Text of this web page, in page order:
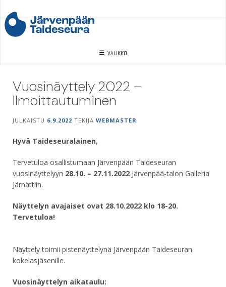
to
content
VALIKKO
Vuosinäyttely 2022 –
Ilmoittautuminen
JULKAISTU 6.9.2022 TEKIJÄ WEBMASTER
Hyvä Taideseuralainen,
Tervetuloa osallistumaan Järvenpään Taideseuran
vuosinäyttelyyn 28.10. – 27.11.2022 Järvenpää-talon Galleria
Järnättiin.
Näyttelyn avajaiset ovat 28.10.2022 klo 18-20.
Tervetuloa!
Näyttely toimii pistenäyttelynä Järvenpään Taideseuran
kokelasjäsenille.
Vuosinäyttelyn aikataulu: